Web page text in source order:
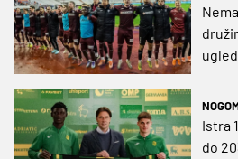
Istra
do